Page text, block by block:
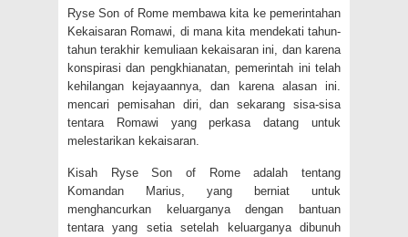
Ryse Son of Rome membawa kita ke pemerintahan
Kekaisaran Romawi, di mana kita mendekati tahun-
tahun terakhir kemuliaan kekaisaran ini, dan karena
konspirasi dan pengkhianatan, pemerintah ini telah
kehilangan kejayaannya, dan karena alasan ini.
mencari pemisahan diri, dan sekarang sisa-sisa
tentara Romawi yang perkasa datang untuk
melestarikan kekaisaran.
Kisah Ryse Son of Rome adalah tentang
Komandan Marius, yang berniat untuk
menghancurkan keluarganya dengan bantuan
tentara yang setia setelah keluarganya dibunuh